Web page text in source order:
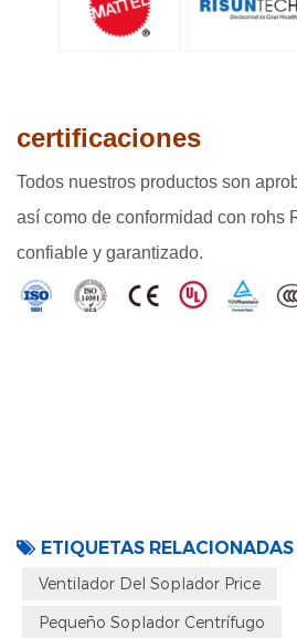
certificaciones
Todos nuestros productos son
así como de conformidad con rohs
confiable y garantizado.
ETIQUETAS RELACIONADAS
Ventilador Del Soplador Price
Pequeño Soplador Centrífugo